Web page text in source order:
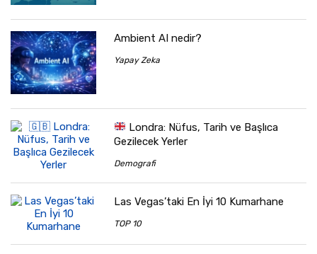
Ambient AI nedir?
Yapay Zeka
Londra: Nüfus, Tarih ve Başlıca
Gezilecek Yerler
Demografi
Las Vegas’taki En İyi 10 Kumarhane
TOP 10